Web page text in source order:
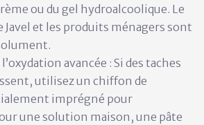
ou du gel hydroalcoolique. Le
Javel et les produits ménagers sont
avancée : Si des taches
utilisez un chiffon de
imprégné pour
une solution maison, une pâte